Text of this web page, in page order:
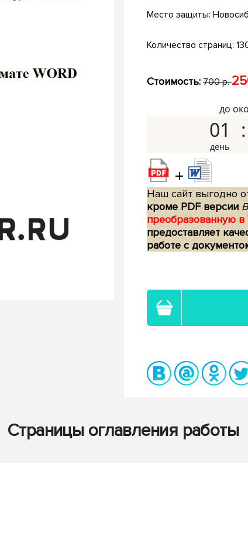
Место защиты:
Количество страниц:
Стоимость: 700 р.
до
01
+
Наш сайт выгодно
кроме PDF версии
преобразованную в
предоставляет
работе с
Страницы оглавления работы